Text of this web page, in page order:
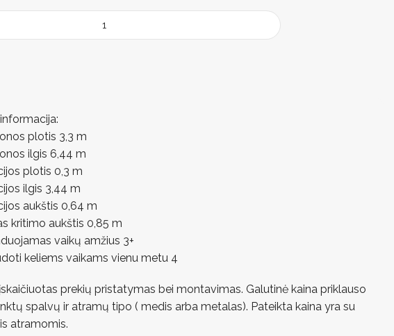
plotis 3,3 m
ilgis 6,44 m
plotis 0,3 m
ilgis 3,44 m
aukštis 0,64 m
kritimo aukštis 0,85 m
vaikų amžius 3+
keliems vaikams vienu metu 4
prekių pristatymas bei montavimas. Galutinė kaina priklauso
spalvų ir atramų tipo ( medis arba metalas). Pateikta kaina yra su
atramomis.